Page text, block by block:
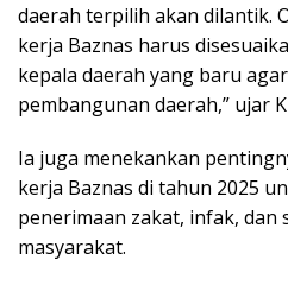
daerah terpilih akan dilantik.
kerja Baznas harus
kepala daerah yang baru
pembangunan daerah,” ujar
Ia juga menekankan
kerja Baznas di tahun 2025
penerimaan zakat, infak, dan
masyarakat.